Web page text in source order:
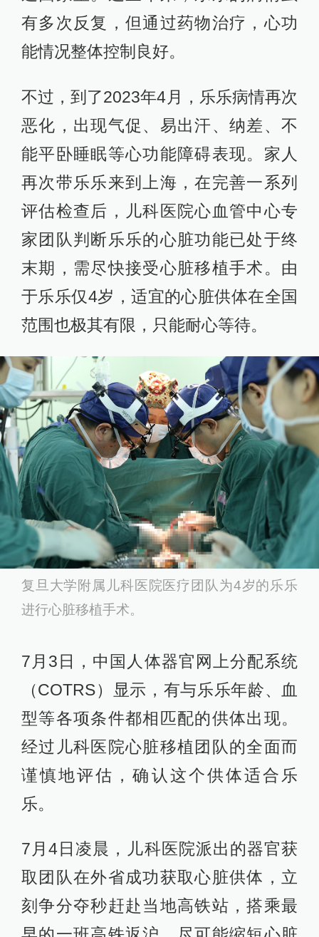
有多次反复，但通过药物治疗，心功
能情况整体控制良好。
不过，到了2023年4月，乐乐病情再次
恶化，出现气促、易出汗、纳差、不
能平卧睡眠等心功能障碍表现。家人
再次带乐乐来到上海，在完善一系列
评估检查后，儿科医院心血管中心专
家团队判断乐乐的心脏功能已处于终
末期，需尽快接受心脏移植手术。由
于乐乐仅4岁，适宜的心脏供体在全国
范围也极其有限，只能耐心等待。
复旦大学附属儿科医院医疗团队为4岁的乐乐
进行心脏移植手术。
7月3日，中国人体器官网上分配系统
（COTRS）显示，有与乐乐年龄、血
型等各项条件都相匹配的供体出现。
经过儿科医院心脏移植团队的全面而
谨慎地评估，确认这个供体适合乐
乐。
7月4日凌晨，儿科医院派出的器官获
取团队在外省成功获取心脏供体，立
刻争分夺秒赶赴当地高铁站，搭乘最